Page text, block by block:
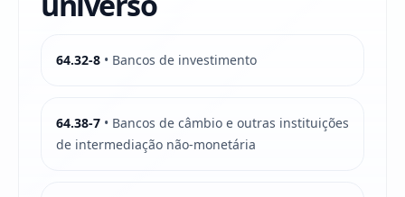
64.32-8 • Bancos de investimento
64.38-7 • Bancos de câmbio e outras instituições
de intermediação não-monetária